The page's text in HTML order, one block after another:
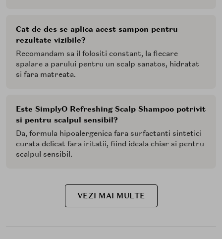
Cat de des se aplica acest sampon pentru
rezultate vizibile?
Recomandam sa il folositi constant, la fiecare
spalare a parului pentru un scalp sanatos, hidratat
si fara matreata.
Este SimplyO Refreshing Scalp Shampoo potrivit
si pentru scalpul sensibil?
Da, formula hipoalergenica fara surfactanti sintetici
curata delicat fara iritatii, fiind ideala chiar si pentru
scalpul sensibil.
VEZI MAI MULTE